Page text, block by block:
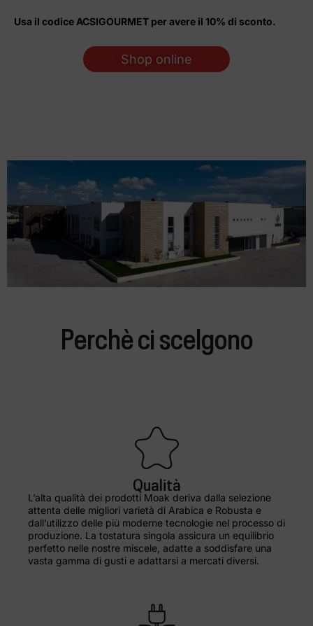
Usa il codice ACSIGOURMET per avere il 10% di sconto.
Shop online
Perchè ci scelgono
Qualità
L’alta qualità dei prodotti Moak deriva dalla selezione
attenta delle migliori varietà di Arabica e Robusta e
dall’utilizzo delle più moderne tecnologie nel processo di
produzione. La tostatura singola assicura un equilibrio
perfetto nelle nostre miscele, adatte a soddisfare una
vasta gamma di gusti e adattarsi a mercati diversi.